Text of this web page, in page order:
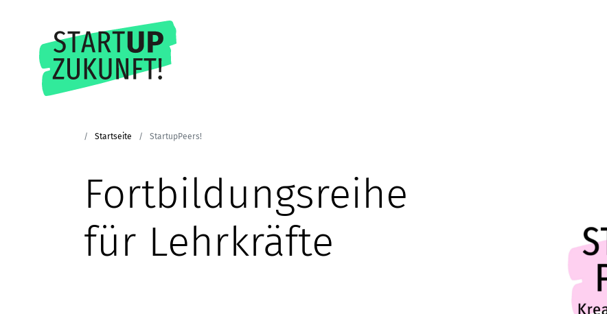
Startseite StartupPeers!
Fortbildungsreihe
für Lehrkräfte